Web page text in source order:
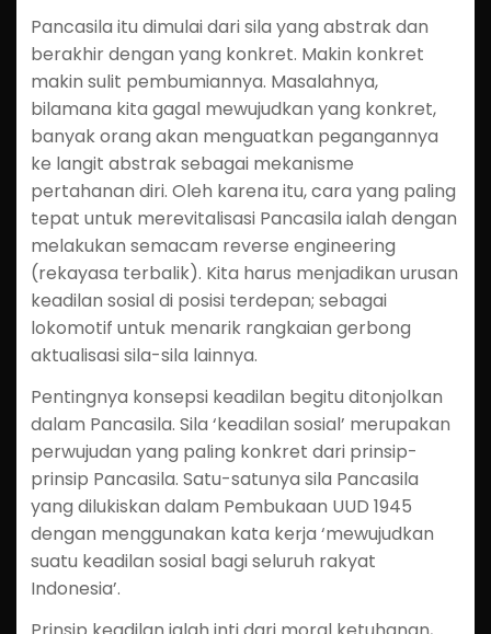
Pancasila itu dimulai dari sila yang abstrak dan
berakhir dengan yang konkret. Makin konkret
makin sulit pembumiannya. Masalahnya,
bilamana kita gagal mewujudkan yang konkret,
banyak orang akan menguatkan pegangannya
ke langit abstrak sebagai mekanisme
pertahanan diri. Oleh karena itu, cara yang paling
tepat untuk merevitalisasi Pancasila ialah dengan
melakukan semacam reverse engineering
(rekayasa terbalik). Kita harus menjadikan urusan
keadilan sosial di posisi terdepan; sebagai
lokomotif untuk menarik rangkaian gerbong
aktualisasi sila-sila lainnya.
Pentingnya konsepsi keadilan begitu ditonjolkan
dalam Pancasila. Sila ‘keadilan sosial’ merupakan
perwujudan yang paling konkret dari prinsip-
prinsip Pancasila. Satu-satunya sila Pancasila
yang dilukiskan dalam Pembukaan UUD 1945
dengan menggunakan kata kerja ‘mewujudkan
suatu keadilan sosial bagi seluruh rakyat
Indonesia’.